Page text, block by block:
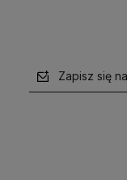
Zapisz się